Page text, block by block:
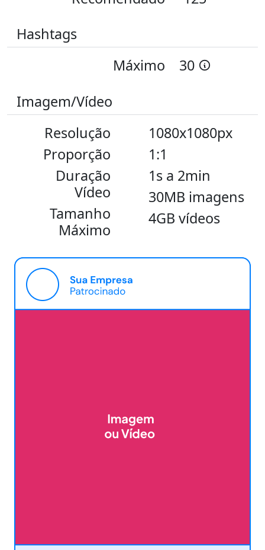
Hashtags
Máximo
30
Imagem/Vídeo
Resolução
Proporção
Duração
Vídeo
Tamanho
Máximo
1080x1080px
1:1
1s a 2min
30MB imagens
4GB vídeos